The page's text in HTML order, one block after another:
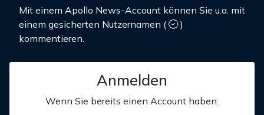
Mit einem Apollo News-Account können Sie u.a. mit
einem gesicherten Nutzernamen (
)
kommentieren.
Anmelden
Wenn Sie bereits einen Account haben: